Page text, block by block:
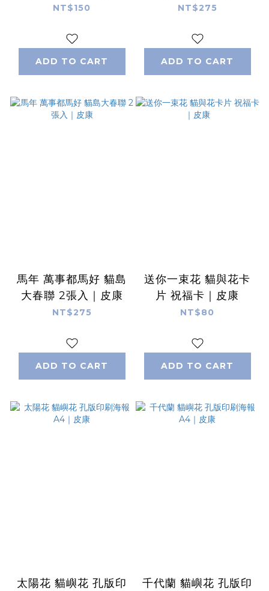
NT$150
ADD TO CART
NT$275
ADD TO CART
馬年 萬事都馬好 貓島
大春聯 2張入｜皮康
NT$275
ADD TO CART
送你一束花 貓與花卡
片 祝福卡｜皮康
NT$80
ADD TO CART
太陽花 貓嶼花 孔版印
千代蘭 貓嶼花 孔版印